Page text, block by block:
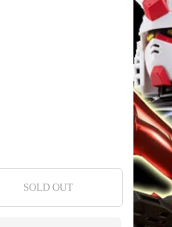
SOLD OUT